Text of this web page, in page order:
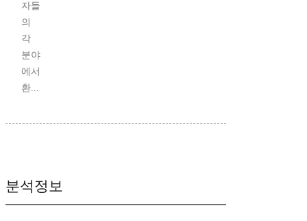
자들
의
각
분야
에서
환...
분석정보